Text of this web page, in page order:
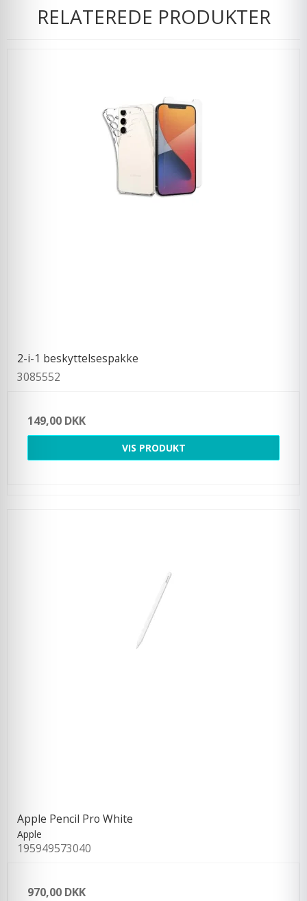
RELATEREDE PRODUKTER
2-i-1 beskyttelsespakke
3085552
149,00 DKK
VIS PRODUKT
Apple Pencil Pro White
Apple
195949573040
970,00 DKK